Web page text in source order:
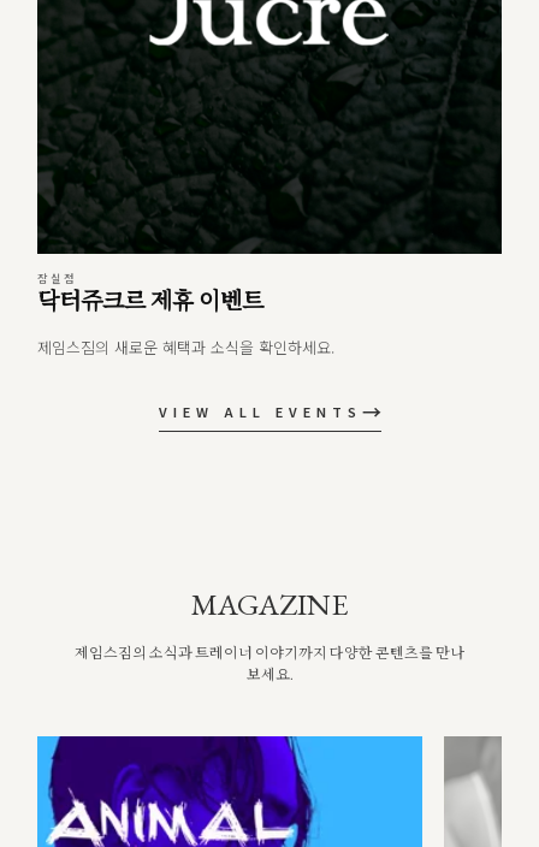
잠실점
닥터쥬크르 제휴 이벤트
제임스짐의 새로운 혜택과 소식을 확인하세요.
VIEW ALL EVENTS →
MAGAZINE
제임스짐의 소식과 트레이너 이야기까지 다양한 콘텐츠를 만나
보세요.